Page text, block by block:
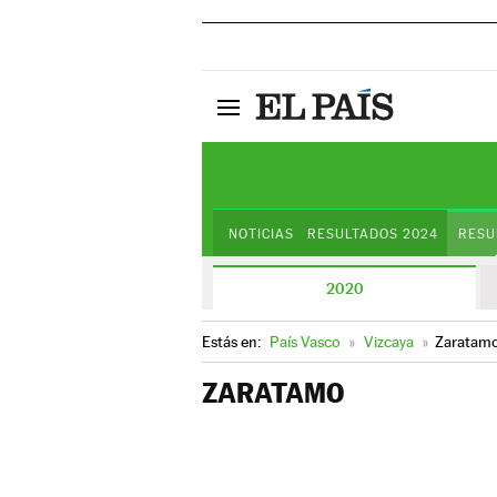
NOTICIAS RESULTADOS 2024
2020
Estás en: País Vasco » Vizcaya »
ZARATAMO